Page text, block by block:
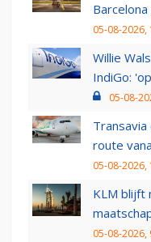
05-08-2026,
Willie
IndiGo:
05-08-
route
05-08-2026,
KLM blijft
05-08-2026,